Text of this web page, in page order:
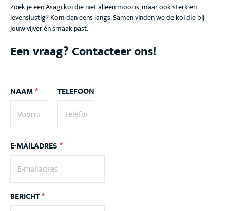
Zoek je een Asagi koi die niet alleen mooi is, maar ook sterk en
levenslustig? Kom dan eens langs. Samen vinden we de koi die bij
jouw vijver én smaak past.
Een vraag? Contacteer ons!
NAAM* TELEFOON
E-MAILADRES*
BERICHT*